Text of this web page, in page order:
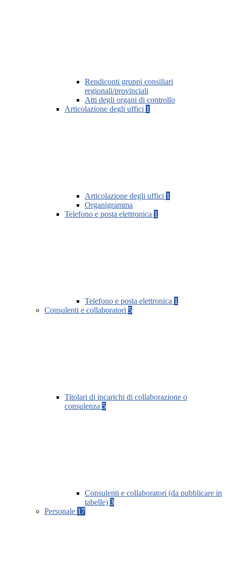
Rendiconti gruppi consiliari
regionali/provinciali
Atti degli organi di controllo
Articolazione degli uffici 1
Articolazione degli uffici 1
Organigramma
Telefono e posta elettronica 1
Telefono e posta elettronica 1
Consulenti e collaboratori 5
Titolari di incarichi di collaborazione o
consulenza 5
Consulenti e collaboratori (da pubblicare in
tabelle) 3
Personale 17